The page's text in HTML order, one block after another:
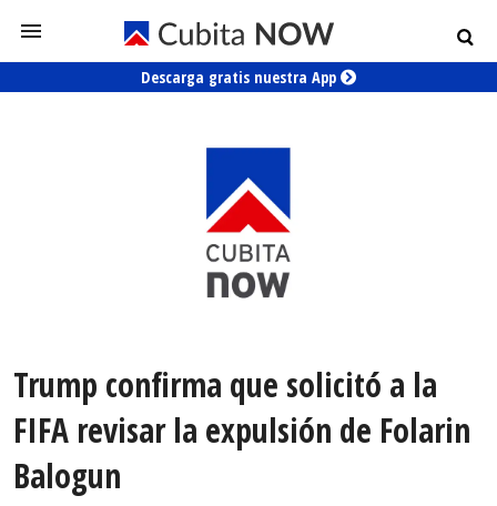
Descarga gratis nuestra App
Trump confirma que solicitó a la
FIFA revisar la expulsión de Folarin
Balogun